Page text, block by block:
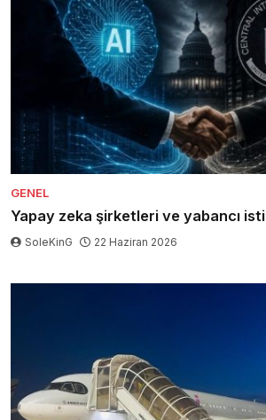
GENEL
Yapay zeka şirketleri ve yabancı
SoleKinG 22 Haziran 2026